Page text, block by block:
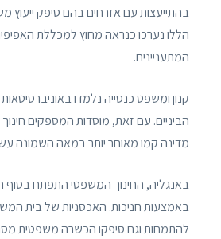
בהתייעצות עם אזרחים בהם סיפק ייעוץ
הללו נערכו כנראה מחוץ למכללת
המתעניינים.
קנון ומשפט כנסייה נלמדו
הביניים. עם זאת, מוסדות המספקים
מדינה קמו מאוחר יותר במאה השמונה
באנגליה, החינוך המשפטי התפתח
באמצעות חניכות. האכסניות של בית
להתמחות וגם סיפקו הכשרה משפטית